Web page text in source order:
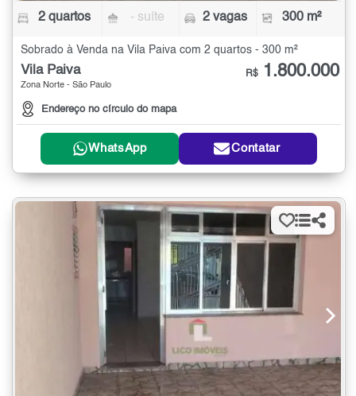
2 quartos - suíte 2 vagas 300 m²
Sobrado à Venda na Vila Paiva com 2 quartos - 300 m²
Vila Paiva
Zona Norte - São Paulo
Endereço no círculo do mapa
R$ 1.800.000
WhatsApp Contatar